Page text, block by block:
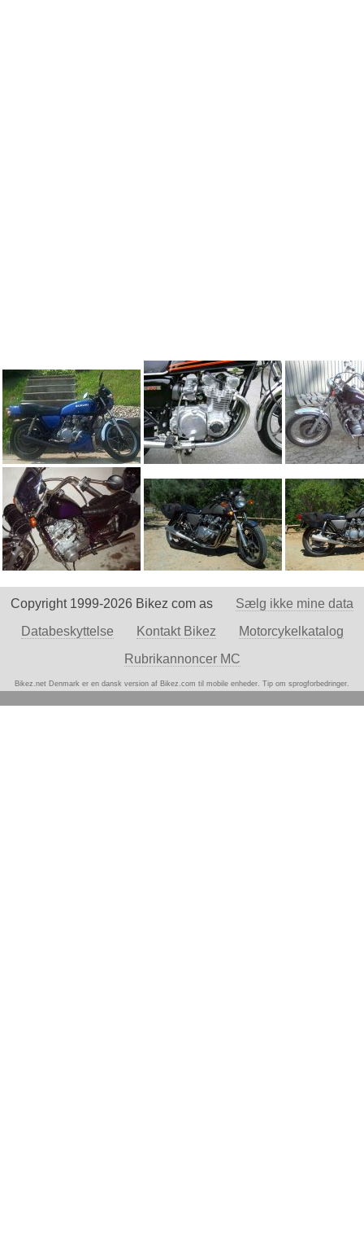
Copyright 1999-2026 Bikez com as
Sælg ikke mine data
Databeskyttelse
Kontakt Bikez
Motorcykelkatalog
Rubrikannoncer MC
Bikez.net Denmark er en dansk version af Bikez.com til mobile enheder. Tip om sprogforbedringer.